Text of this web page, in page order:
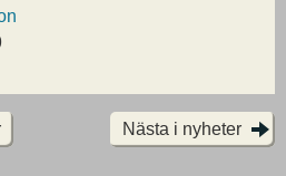
Nästa i nyheter